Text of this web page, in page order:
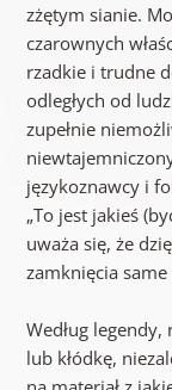
zżętym sianie.
czarownych
rzadkie i trudne
odległych od
zupełnie
językoznawcy i
„To jest jakieś
uważa się, że
zamknięcia same
Według
lub kłódkę,